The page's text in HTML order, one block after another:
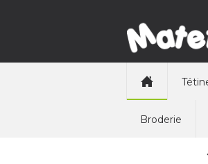
Broderie